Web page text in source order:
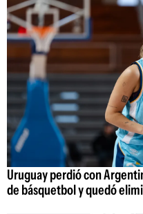
Uruguay perdió con
de básquetbol y quedó